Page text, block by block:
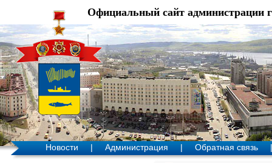
Официальный сайт администрации
Новости | Администрация | Обратная связь |